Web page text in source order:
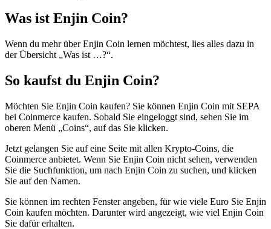
Was ist Enjin Coin?
Wenn du mehr über Enjin Coin lernen möchtest, lies alles dazu in
der Übersicht „Was ist …?“.
So kaufst du Enjin Coin?
Möchten Sie Enjin Coin kaufen? Sie können Enjin Coin mit SEPA
bei Coinmerce kaufen. Sobald Sie eingeloggt sind, sehen Sie im
oberen Menü „Coins“, auf das Sie klicken.
Jetzt gelangen Sie auf eine Seite mit allen Krypto-Coins, die
Coinmerce anbietet. Wenn Sie Enjin Coin nicht sehen, verwenden
Sie die Suchfunktion, um nach Enjin Coin zu suchen, und klicken
Sie auf den Namen.
Sie können im rechten Fenster angeben, für wie viele Euro Sie Enjin
Coin kaufen möchten. Darunter wird angezeigt, wie viel Enjin Coin
Sie dafür erhalten.